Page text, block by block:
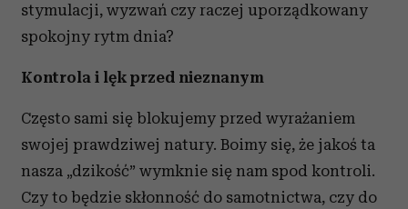
stymulacji, wyzwań czy raczej uporządkowany
spokojny rytm dnia?
Kontrola i lęk przed nieznanym
Często sami się blokujemy przed wyrażaniem
swojej prawdziwej natury. Boimy się, że jakoś ta
nasza „dzikość” wymknie się nam spod kontroli.
Czy to będzie skłonność do samotnictwa, czy do